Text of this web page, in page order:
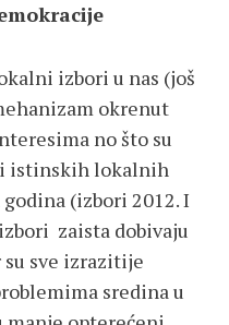
izbori u nas (još
okrenut
no što su
i istinskih lokalnih
(izbori 2012. I
zaista dobivaju
su sve izrazitije
sredina u